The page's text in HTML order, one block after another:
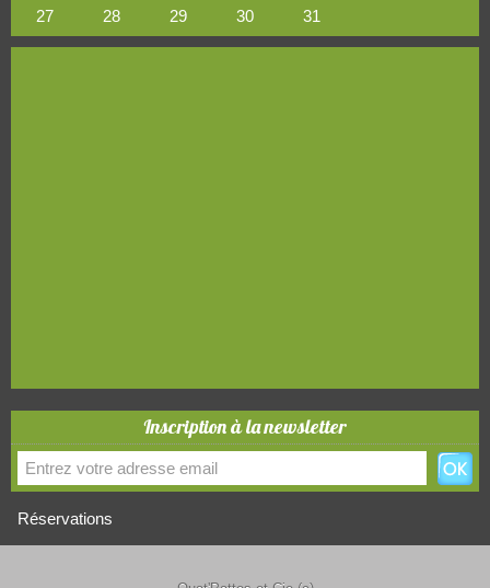
27 28 29 30 31
Inscription à la newsletter
Réservations